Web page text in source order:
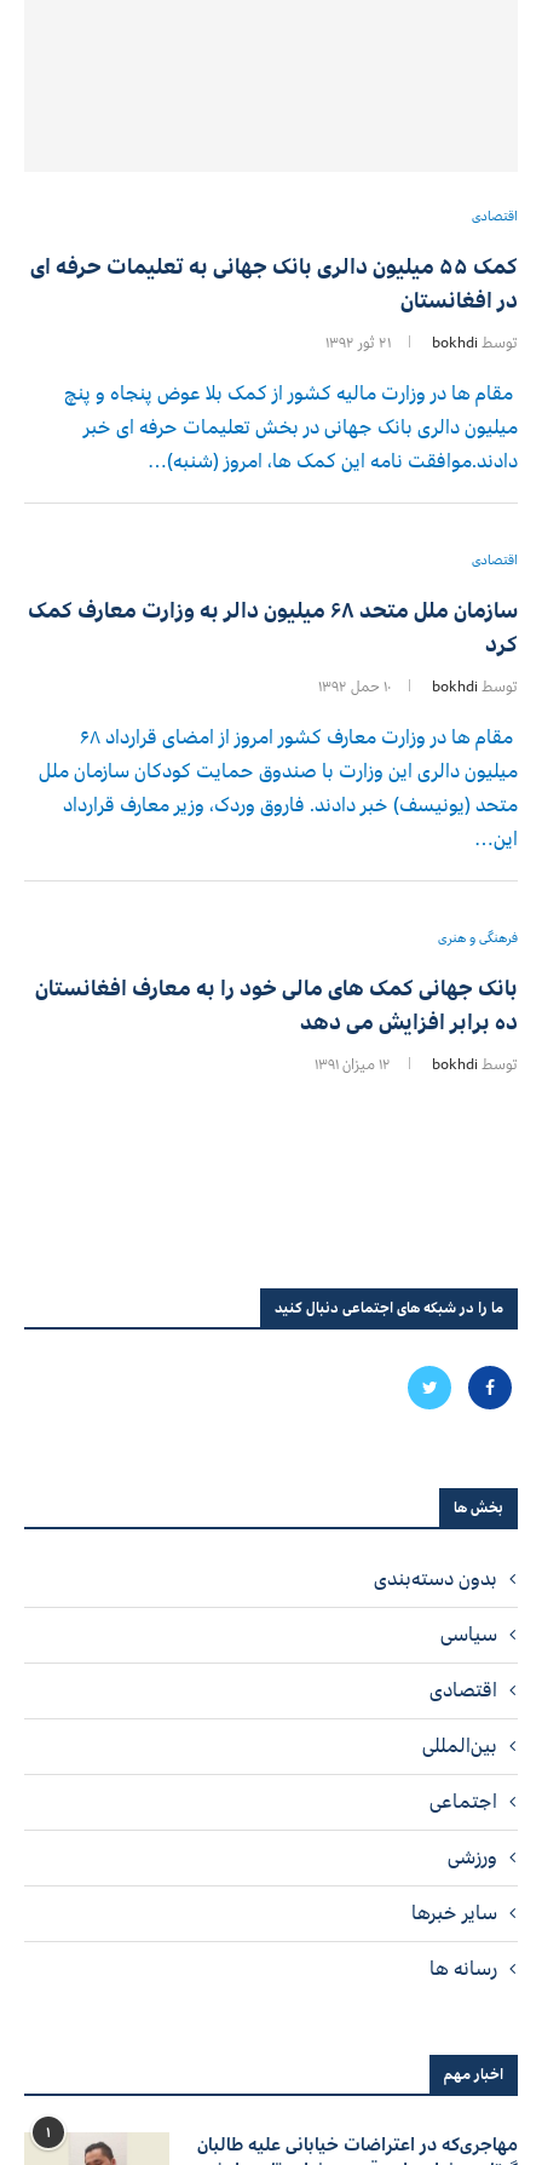
اقتصادی
کمک ۵۵ میلیون دالری بانک جهانی به تعلیمات حرفه ای
در افغانستان
توسط bokhdi ۲۱ ثور ۱۳۹۲
مقام ها در وزارت مالیه کشور از کمک بلا عوض پنجاه و پنچ
میلیون دالری بانک جهانی در بخش تعلیمات حرفه ای خبر
دادند.موافقت نامه این کمک ها، امروز (شنبه)…
اقتصادی
سازمان ملل متحد ۶۸ میلیون دالر به وزارت معارف کمک
کرد
توسط bokhdi ۱۰ حمل ۱۳۹۲
مقام ها در وزارت معارف کشور امروز از امضای قرارداد ۶۸
میلیون دالری این وزارت با صندوق حمایت کودکان سازمان ملل
متحد (یونیسف) خبر دادند. فاروق وردک، وزیر معارف قرارداد
این…
فرهنگی و هنری
بانک جهانی کمک های مالی خود را به معارف افغانستان
ده برابر افزایش می دهد
توسط bokhdi ۱۲ میزان ۱۳۹۱
ما را در شبکه های اجتماعی دنبال کنید
بخش ها
بدون دسته‌بندی
سیاسی
اقتصادی
بین‌المللی
اجتماعی
ورزشی
سایر خبرها
رسانه ها
اخبار مهم
۱
مهاجری‌که در اعتراضات خیابانی علیه طالبان